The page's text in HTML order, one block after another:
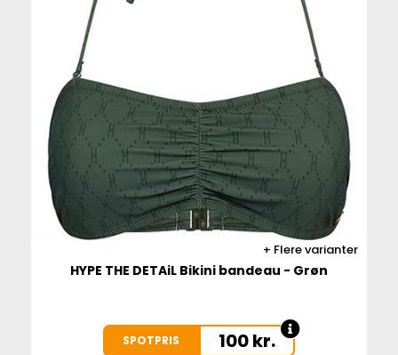
Flere varianter
HYPE THE DETAiL Bikini bandeau - Grøn
SPOTPRIS 100kr.